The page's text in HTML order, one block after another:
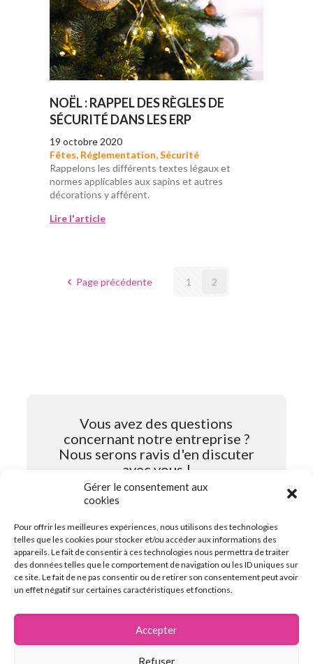
Gérer le consentement aux
cookies
Pour offrir les meilleures expériences, nous utilisons des technologies
telles que les cookies pour stocker et/ou accéder aux informations des
appareils. Le fait de consentir à ces technologies nous permettra de traiter
des données telles que le comportement de navigation ou les ID uniques sur
ce site. Le fait de ne pas consentir ou de retirer son consentement peut avoir
un effet négatif sur certaines caractéristiques et fonctions.
Accepter
Refuser
NOËL : RAPPEL DES RÈGLES DE
SÉCURITÉ DANS LES ERP
19 octobre 2020
Fêtes, Réglementation,Sécurité
Rappelons les différents textes légaux et
normes applicables aux sapins et autres
décorations y afférent.
Lire l'article
Page précédente 1 2
Vous avez des questions
concernant notre entreprise ?
Nous serons ravis d'en discuter
avec vous !
Contactez-nous